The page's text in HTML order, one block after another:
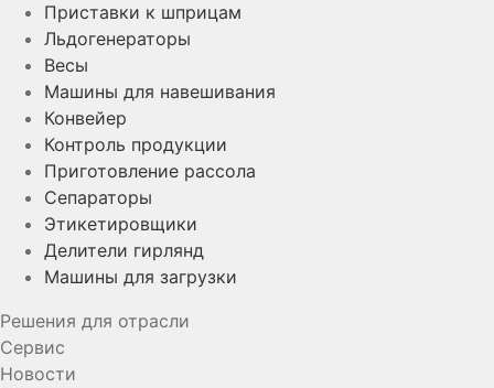
Приставки к шприцам
Льдогенераторы
Весы
Машины для навешивания
Конвейер
Контроль продукции
Приготовление рассола
Сепараторы
Этикетировщики
Делители гирлянд
Машины для загрузки
Решения для отрасли
Сервис
Новости